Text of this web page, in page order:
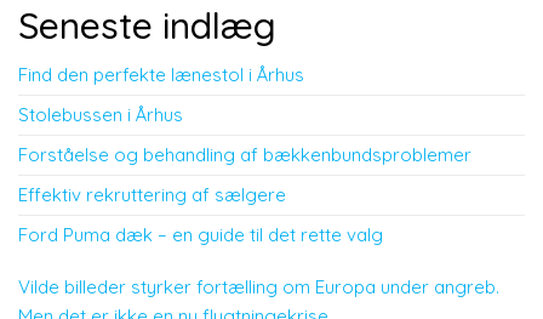
Seneste indlæg
Find den perfekte lænestol i Århus
Stolebussen i Århus
Forståelse og behandling af bækkenbundsproblemer
Effektiv rekruttering af sælgere
Ford Puma dæk – en guide til det rette valg
Vilde billeder styrker fortælling om Europa under angreb.